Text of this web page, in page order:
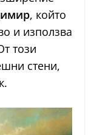
, който
и използва
този
стени,